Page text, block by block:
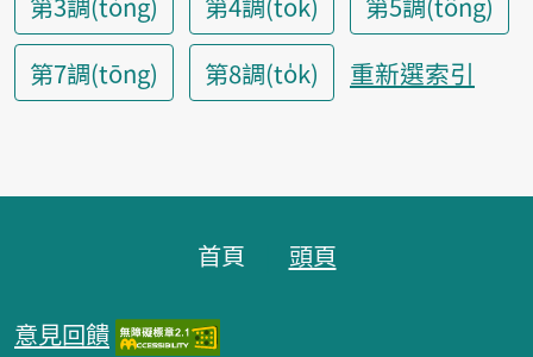
第7調(tōng)
第8調(to̍k) 重新選索引
首頁 頭頁
意見回饋